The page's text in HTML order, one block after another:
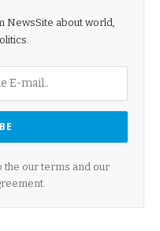
NewsSite about world,
the our terms and our